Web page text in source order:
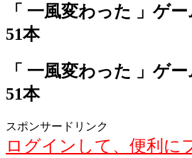
「 一風変わった 」ゲ
51本
「 一風変わった 」ゲ
51本
スポンサードリンク
ログインして、便利に